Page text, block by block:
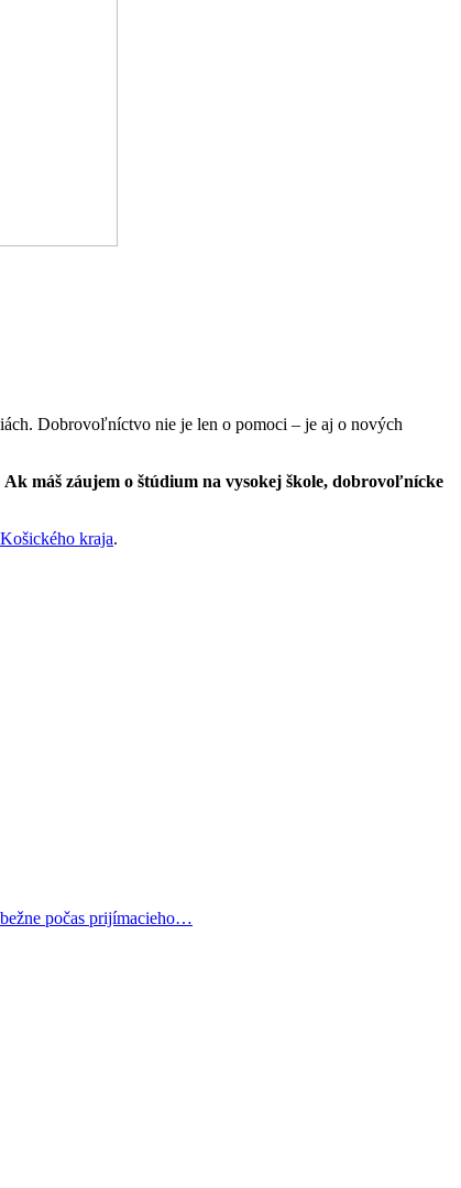
Dobrovoľníctvo nie je len o pomoci – je aj o nových
Ak máš záujem o štúdium na vysokej škole, dobrovoľnícke
kraja.
počas prijímacieho…